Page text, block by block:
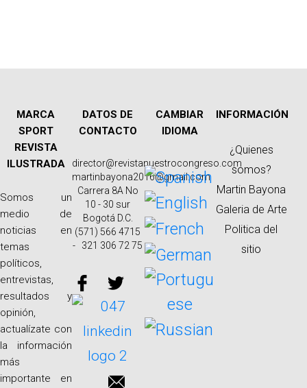
MARCA
SPORT
REVISTA
ILUSTRADA
Somos un
medio de
noticias en
temas
políticos,
entrevistas,
resultados y
opinión,
actualízate con
la información
más
importante en
DATOS DE
CONTACTO
director@revistanuestrocongreso.com
martinbayona2016@gmail.com
Carrera 8A No
10 - 30 sur
Bogotá D.C.
(571) 566 4715
- 321 306 72 75
CAMBIAR
IDIOMA
INFORMACIÓN
¿Quienes
somos?
Martin Bayona
Galeria de Arte
Politica del
sitio